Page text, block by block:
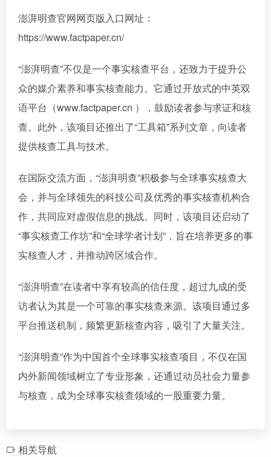
澎湃明查官网网页版入口网址：
https://www.factpaper.cn/
“澎湃明查”不仅是一个事实核查平台，还致力于提升公
众的媒介素养和事实核查能力。它通过开放式的中英双
语平台（www.factpaper.cn ），鼓励读者参与求证和核
查。此外，该项目还推出了“工具箱”系列文章，向读者
提供核查工具与技术。
在国际交流方面，“澎湃明查”积极参与全球事实核查大
会，并与全球领先的科技公司及优秀的事实核查机构合
作，共同应对虚假信息的挑战。同时，该项目还启动了
“事实核查工作坊”和“全球学者计划”，旨在培养更多的事
实核查人才，并推动跨区域合作。
“澎湃明查”在读者中享有较高的信任度，超过九成的受
访者认为其是一个可靠的事实核查来源。该项目通过多
平台推送机制，频繁更新核查内容，吸引了大量关注。
“澎湃明查”作为中国首个全球事实核查项目，不仅在国
内外新闻领域树立了专业形象，还通过动员社会力量参
与核查，成为全球事实核查领域的一股重要力量。
相关导航